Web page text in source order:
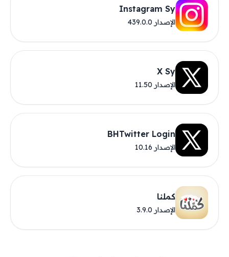
Instagram Sy
الإصدار 439.0.0
X Sy
الإصدار 11.50
BHTwitter Login
الإصدار 10.16
كملنا
الإصدار 3.9.0